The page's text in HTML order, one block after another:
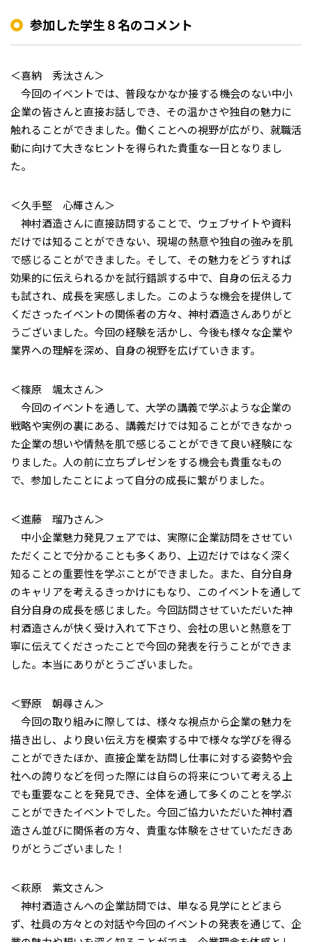
参加した学生８名のコメント
＜喜納 秀汰さん＞
今回のイベントでは、普段なかなか接する機会のない中小
企業の皆さんと直接お話しでき、その温かさや独自の魅力に
触れることができました。働くことへの視野が広がり、就職活
動に向けて大きなヒントを得られた貴重な一日となりまし
た。
＜久手堅 心輝さん＞
神村酒造さんに直接訪問することで、ウェブサイトや資料
だけでは知ることができない、現場の熱意や独自の強みを肌
で感じることができました。そして、その魅力をどうすれば
効果的に伝えられるかを試行錯誤する中で、自身の伝える力
も試され、成長を実感しました。このような機会を提供して
くださったイベントの関係者の方々、神村酒造さんありがと
うございました。今回の経験を活かし、今後も様々な企業や
業界への理解を深め、自身の視野を広げていきます。
＜篠原 颯太さん＞
今回のイベントを通して、大学の講義で学ぶような企業の
戦略や実例の裏にある、講義だけでは知ることができなかっ
た企業の想いや情熱を肌で感じることができて良い経験にな
りました。人の前に立ちプレゼンをする機会も貴重なもの
で、参加したことによって自分の成長に繋がりました。
＜進藤 瑠乃さん＞
中小企業魅力発見フェアでは、実際に企業訪問をさせてい
ただくことで分かることも多くあり、上辺だけではなく深く
知ることの重要性を学ぶことができました。また、自分自身
のキャリアを考えるきっかけにもなり、このイベントを通して
自分自身の成長を感じました。今回訪問させていただいた神
村酒造さんが快く受け入れて下さり、会社の思いと熱意を丁
寧に伝えてくださったことで今回の発表を行うことができま
した。本当にありがとうございました。
＜野原 朝尋さん＞
今回の取り組みに際しては、様々な視点から企業の魅力を
描き出し、より良い伝え方を模索する中で様々な学びを得る
ことができたほか、直接企業を訪問し仕事に対する姿勢や会
社への誇りなどを伺った際には自らの将来について考える上
でも重要なことを発見でき、全体を通して多くのことを学ぶ
ことができたイベントでした。今回ご協力いただいた神村酒
造さん並びに関係者の方々、貴重な体験をさせていただきあ
りがとうございました！
＜萩原 紫文さん＞
神村酒造さんへの企業訪問では、単なる見学にとどまら
ず、社員の方々との対話や今回のイベントの発表を通じて、企